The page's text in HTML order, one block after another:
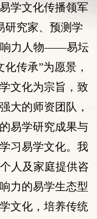
学文化传播领军
究家、 预测学
力人物——易坛
化传承”为愿景，
文化为宗旨，致
大的师资团队，
易学研究成果与
习易学文化。我
个人 及家庭提供咨
力的易学生态型
文化，培养传统